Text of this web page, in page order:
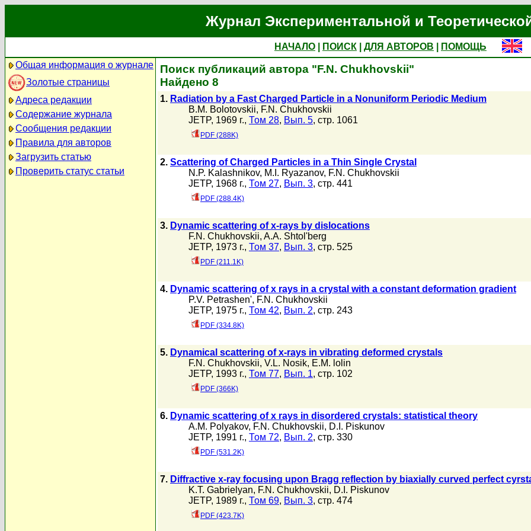
Журнал Экспериментальной и
НАЧАЛО ПОИСК ДЛЯ АВТОРОВ
ПОМОЩЬ
Общая информация о журнале
Золотые страницы
Адреса редакции
Содержание журнала
Сообщения редакции
Правила для авторов
Загрузить статью
Проверить статус статьи
Поиск публикаций автора "F.N. Chukhovskii"
Найдено 8
1. Radiation by a Fast Charged Particle in a Nonuniform Periodic Medium
B.M. Bolotovskii, F.N. Chukhovskii
JETP, 1969 г., Том 28, Вып. 5, стр. 1061
PDF (288K)
2. Scattering of Charged Particles in a Thin Single Crystal
N.P. Kalashnikov, M.I. Ryazanov, F.N. Chukhovskii
JETP, 1968 г., Том 27, Вып. 3, стр. 441
PDF (288.4K)
3. Dynamic scattering of x-rays by dislocations
F.N. Chukhovskii, A.A. Shtol'berg
JETP, 1973 г., Том 37, Вып. 3, стр. 525
PDF (211.1K)
4. Dynamic scattering of x rays in a crystal with a constant deformation gradient
P.V. Petrashen', F.N. Chukhovskii
JETP, 1975 г., Том 42, Вып. 2, стр. 243
PDF (334.8K)
5. Dynamical scattering of x-rays in vibrating deformed crystals
F.N. Chukhovskii, V.L. Nosik, E.M. lolin
JETP, 1993 г., Том 77, Вып. 1, стр. 102
PDF (366K)
6. Dynamic scattering of x rays in disordered crystals: statistical theory
A.M. Polyakov, F.N. Chukhovskii, D.I. Piskunov
JETP, 1991 г., Том 72, Вып. 2, стр. 330
PDF (531.2K)
7. Diffractive x-ray focusing upon Bragg reflection by biaxially curved perfect
K.T. Gabrielyan, F.N. Chukhovskii, D.I. Piskunov
JETP, 1989 г., Том 69, Вып. 3, стр. 474
PDF (423.7K)